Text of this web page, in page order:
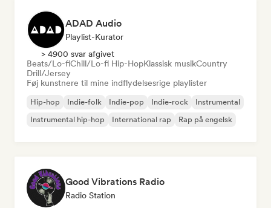
ADAD Audio
Playlist-Kurator
> 4900 svar afgivet
Beats/Lo-fiChill/Lo-fi Hip-HopKlassisk musikCountry
Drill/Jersey
Føj kunstnere til mine indflydelsesrige playlister
Hip-hop Indie-folk Indie-pop Indie-rock
Instrumental
Instrumental hip-hop
International rap Rap på engelsk
Good Vibrations Radio
Radio Station